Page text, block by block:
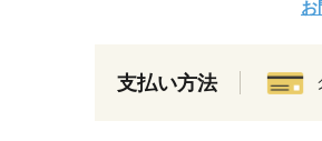
お
支払い方法